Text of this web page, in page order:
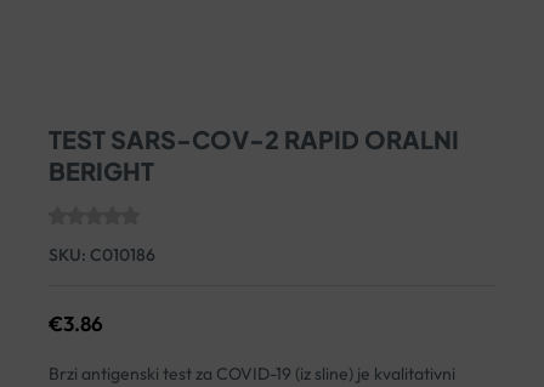
TEST SARS-COV-2 RAPID ORALNI
BERIGHT
SKU: C010186
€3.86
Brzi antigenski test za COVID-19 (iz sline) je kvalitativni